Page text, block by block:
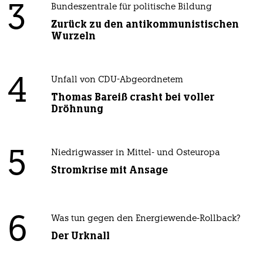
3 Bundeszentrale für politische Bildung
Zurück zu den antikommunistischen
Wurzeln
4 Unfall von CDU-Abgeordnetem
Thomas Bareiß crasht bei voller
Dröhnung
5 Niedrigwasser in Mittel- und Osteuropa
Stromkrise mit Ansage
6 Was tun gegen den Energiewende-Rollback?
Der Urknall